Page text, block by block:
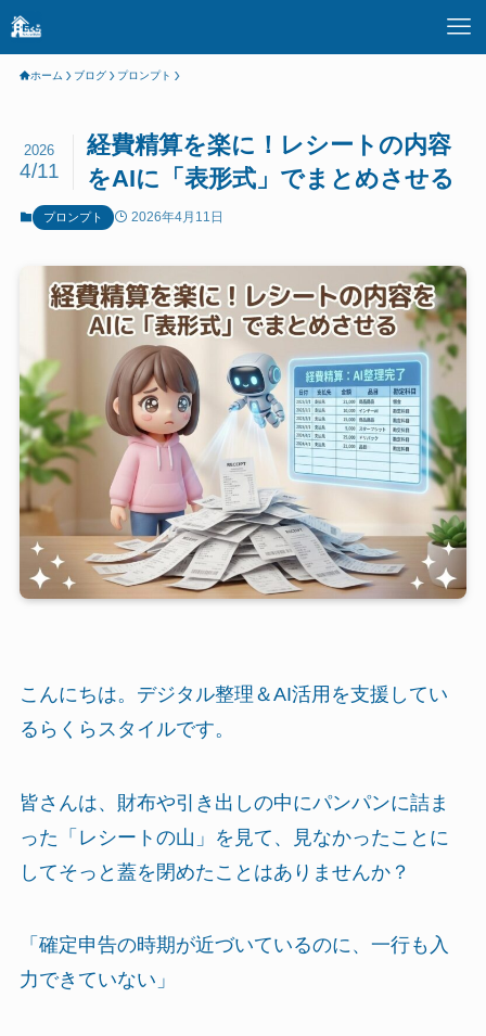
ホーム ブログ プロンプト
経費精算を楽に！レシートの内容
をAIに「表形式」でまとめさせる
2026
4/11
プロンプト 2026年4月11日
こんにちは。デジタル整理＆AI活用を支援してい
るらくらスタイルです。
皆さんは、財布や引き出しの中にパンパンに詰ま
った「レシートの山」を見て、見なかったことに
してそっと蓋を閉めたことはありませんか？
「確定申告の時期が近づいているのに、一行も入
力できていない」